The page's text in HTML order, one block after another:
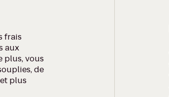
frais
aux
plus, vous
de
plus